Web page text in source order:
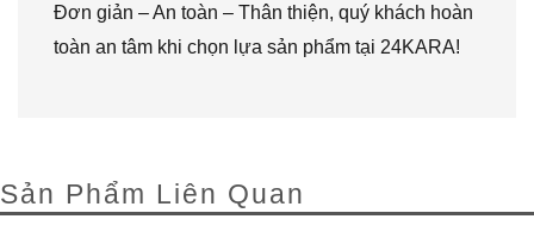
Đơn giản – An toàn – Thân thiện, quý khách hoàn
toàn an tâm khi chọn lựa sản phẩm tại 24KARA!
Sản Phẩm Liên Quan